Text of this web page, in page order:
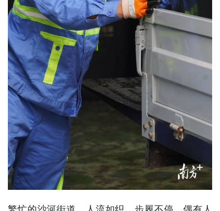
繁忙的沙河街道，人流如织，步履不停。偶有人